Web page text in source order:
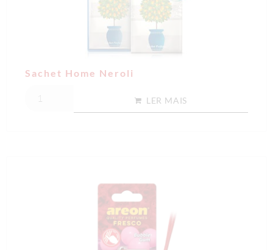
Sachet Home Neroli
LER MAIS